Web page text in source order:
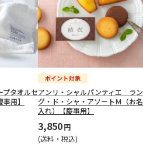
タオルセ
用】
アンリ・シャルパンティエ ラン
グ・ド・シャ・アソートＭ（お名
入れ）【慶事用】
3,850円
(送料・税込)